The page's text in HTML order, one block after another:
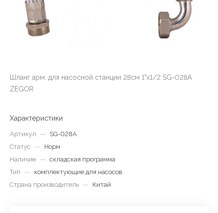
Шланг арм. для насосной станции 28см 1"х1/2 SG-028A
ZEGOR
Характеристики
Артикул —
SG-028A
Статус
—
Норм
Наличие — складская программа
Тип
—
комплектующие для насосов
Страна производитель — Китай